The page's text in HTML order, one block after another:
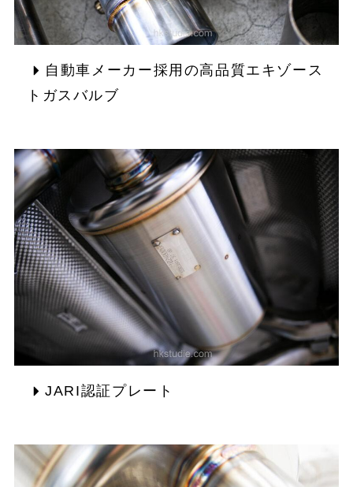
自動車メーカー採用の高品質エキゾース
トガスバルブ
JARI認証プレート